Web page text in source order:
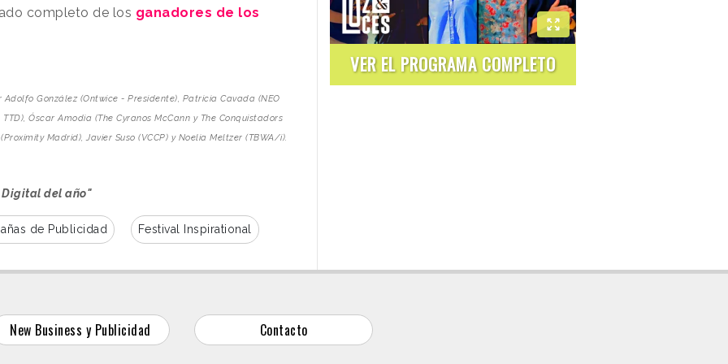
completo de los ganadores de los
González (Ontwice - Presidente), Patricia Cavada (NEO
Óscar Amodia (The Cyranos McCann y The Conquistadors
Madrid), Javier Suso (VCCP) y Noelia Meltzer (TBWA/i).
del año"
de Publicidad Festival Inspirational
VER EL PROGRAMA COMPLETO
New Business y Publicidad Contacto